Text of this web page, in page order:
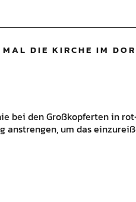
MAL DIE KIRCHE IM
bei den Großkopferten in
anstrengen, um das